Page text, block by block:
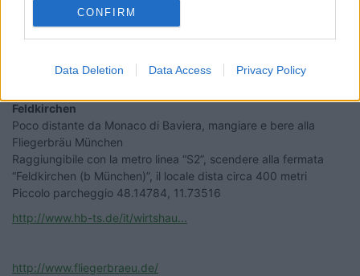
CONFIRM
Data Deletion Data Access Privacy Policy
prenotazione.
Parcheggio camper poco distante 47.86763, 12.64693
Feldkirchen
Poco distante da Monaco di Baviera, mangiare e bere alla
Fliegerbräu München
Raggiungibile con la metro linea “S2”, scendere alla fermata
“Feldkirchen (b München)”, il locale dista circa 400 metri
Piccolo parcheggio 48.14784, 11.73516
http://www.hb-ts.de/it/wirtshau...
http://www.fliegerbraeu.de/